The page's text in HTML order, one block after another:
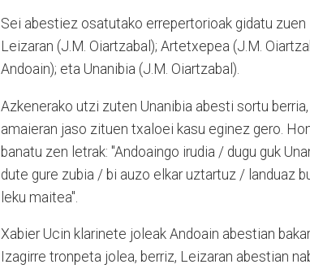
Sei abestiez osatutako errepertorioak gidatu zuen
Leizaran (J.M. Oiartzabal); Artetxepea (J.M.
Andoain); eta Unanibia (J.M. Oiartzabal).
Azkenerako utzi zuten Unanibia abesti sortu
amaieran jaso zituen txaloei kasu eginez gero.
banatu zen letrak: "Andoaingo irudia / dugu guk
dute gure zubia / bi auzo elkar uztartuz / landuaz
leku maitea".
Xabier Ucin klarinete joleak Andoain abestian
Izagirre tronpeta jolea, berriz, Leizaran abestian